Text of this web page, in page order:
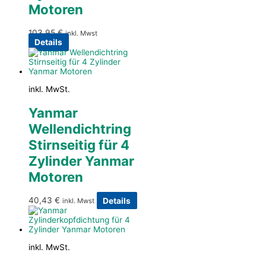
Motoren
103,95€ inkl. Mwst
Details
inkl. MwSt.
Yanmar
Wellendichtring
Stirnseitig für 4
Zylinder Yanmar
Motoren
40,43 € inkl. Mwst Details
inkl. MwSt.